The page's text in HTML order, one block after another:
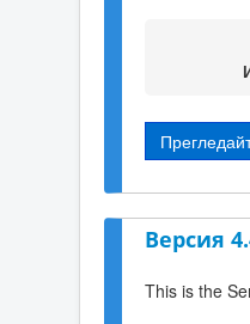
Версия
This is the